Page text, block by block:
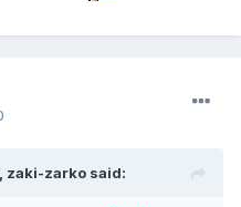
zaki-zarko said: